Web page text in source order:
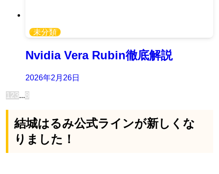
未分類
Nvidia Vera Rubin徹底解説
2026年2月26日
1 23...8
結城はるみ公式ラインが新しくな
りました！